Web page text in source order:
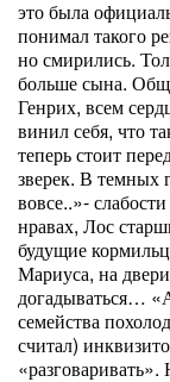
это была
понимал такого
но смирились.
больше сына.
Генрих, всем
винил себя, что
теперь стоит
зверек. В темных
вовсе..»-
нравах, Лос
будущие
Мариуса, на
догадываться…
семейства
считал)